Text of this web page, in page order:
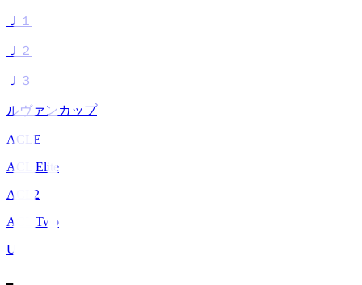
Ｊ１
Ｊ２
Ｊ３
ルヴァンカップ
ACLE
ACL Elite
ACL2
ACL Two
U-21